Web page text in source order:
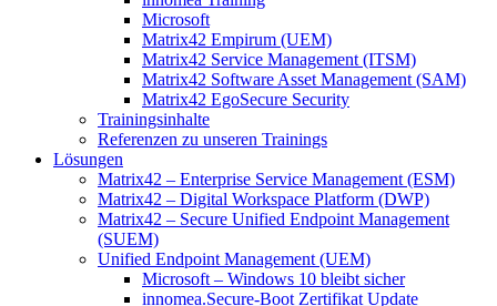
Microsoft
Matrix42 Empirum (UEM)
Matrix42 Service Management (ITSM)
Matrix42 Software Asset Management (SAM)
Matrix42 EgoSecure Security
Trainingsinhalte
Referenzen zu unseren Trainings
Lösungen
Matrix42 – Enterprise Service Management (ESM)
Matrix42 – Digital Workspace Platform (DWP)
Matrix42 – Secure Unified Endpoint Management
(SUEM)
Unified Endpoint Management (UEM)
Microsoft – Windows 10 bleibt sicher
innomea.Secure-Boot Zertifikat Update